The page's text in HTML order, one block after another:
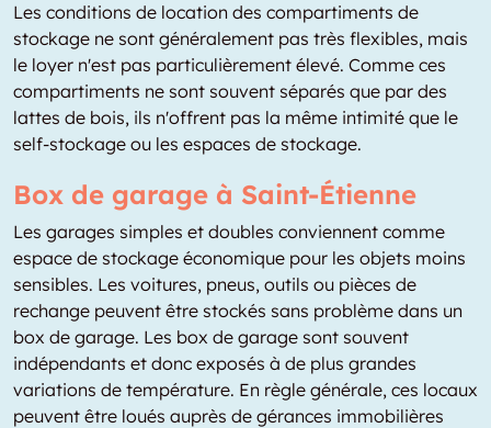
Les conditions de location des compartiments de
stockage ne sont généralement pas très flexibles, mais
le loyer n'est pas particulièrement élevé. Comme ces
compartiments ne sont souvent séparés que par des
lattes de bois, ils n'offrent pas la même intimité que le
self-stockage ou les espaces de stockage.
Box de garage à Saint-Étienne
Les garages simples et doubles conviennent comme
espace de stockage économique pour les objets moins
sensibles. Les voitures, pneus, outils ou pièces de
rechange peuvent être stockés sans problème dans un
box de garage. Les box de garage sont souvent
indépendants et donc exposés à de plus grandes
variations de température. En règle générale, ces locaux
peuvent être loués auprès de gérances immobilières